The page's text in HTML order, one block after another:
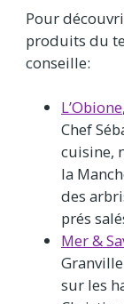
Pour
produits du
conseille:
L’Obione
Chef
cuisine,
la
des
prés
Mer &
sur les